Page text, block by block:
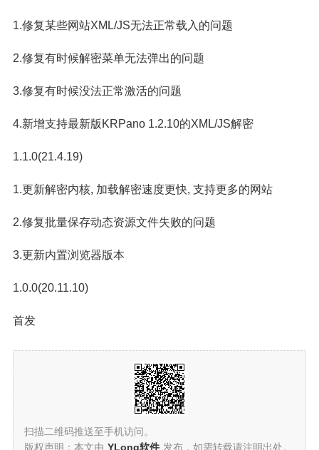
1.修复某些网站XML/JS无法正常载入的问题
2.修复有时候解密菜单无法弹出的问题
3.修复有时候没法正常激活的问题
4.新增支持最新版KRPano 1.2.10的XML/JS解密
1.1.0(21.4.19)
1.更新解密内核, 加载解密速度更快, 支持更多的网站
2.修复批量保存动态资源文件失败的问题
3.更新内置浏览器版本
1.0.0(20.11.10)
首发
扫描二维码推送至手机访问。
版权声明：本文由 YLong软件 发布，如需转载请注明出处。